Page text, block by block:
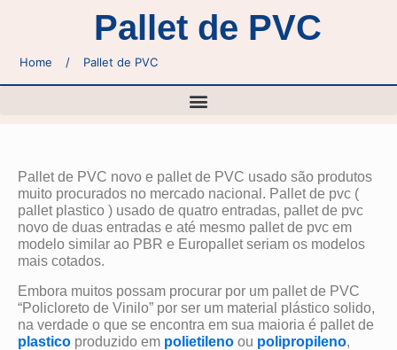
Pallet de PVC
Home / Pallet de PVC
Pallet de PVC novo e pallet de PVC usado são produtos
muito procurados no mercado nacional. Pallet de pvc (
pallet plastico ) usado de quatro entradas, pallet de pvc
novo de duas entradas e até mesmo pallet de pvc em
modelo similar ao PBR e Europallet seriam os modelos
mais cotados.
Embora muitos possam procurar por um pallet de PVC
“Policloreto de Vinilo” por ser um material plástico solido,
na verdade o que se encontra em sua maioria é pallet de
plastico produzido em polietileno ou polipropileno,